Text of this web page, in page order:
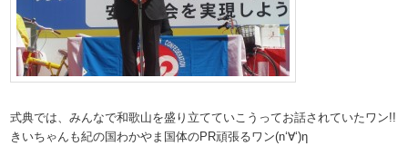
式典では、みんなで和歌山を盛り立てていこうってお話されていたワン!!
きいちゃんも紀の国わかやま国体のPR頑張るワン(n‘∀‘)η